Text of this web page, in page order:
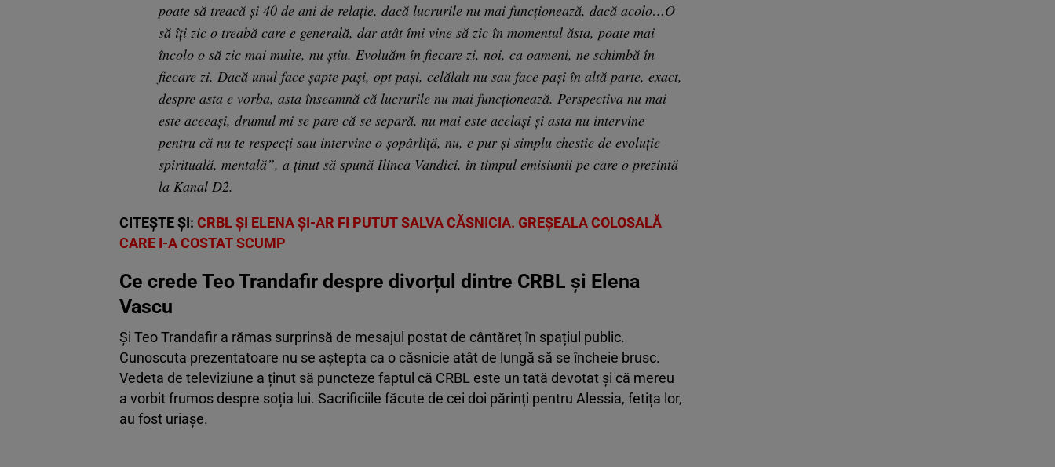
poate să treacă și 40 de ani de relație, dacă lucrurile nu mai funcționează, dacă acolo…O
să îți zic o treabă care e generală, dar atât îmi vine să zic în momentul ăsta, poate mai
încolo o să zic mai multe, nu știu. Evoluăm în fiecare zi, noi, ca oameni, ne schimbă în
fiecare zi. Dacă unul face șapte pași, opt pași, celălalt nu sau face pași în altă parte, exact,
despre asta e vorba, asta înseamnă că lucrurile nu mai funcționează. Perspectiva nu mai
este aceeași, drumul mi se pare că se separă, nu mai este același și asta nu intervine
pentru că nu te respecți sau intervine o șopârliță, nu, e pur și simplu chestie de evoluție
spirituală, mentală”, a ținut să spună Ilinca Vandici, în timpul emisiunii pe care o prezintă
la Kanal D2.
CITEȘTE ȘI: CRBL ŞI ELENA ŞI-AR FI PUTUT SALVA CĂSNICIA. GREŞEALA COLOSALĂ
CARE I-A COSTAT SCUMP
Ce crede Teo Trandafir despre divorțul dintre CRBL și Elena
Vascu
Și Teo Trandafir a rămas surprinsă de mesajul postat de cântăreț în spațiul public.
Cunoscuta prezentatoare nu se aștepta ca o căsnicie atât de lungă să se încheie brusc.
Vedeta de televiziune a ținut să puncteze faptul că CRBL este un tată devotat și că mereu
a vorbit frumos despre soția lui. Sacrificiile făcute de cei doi părinți pentru Alessia, fetița lor,
au fost uriașe.